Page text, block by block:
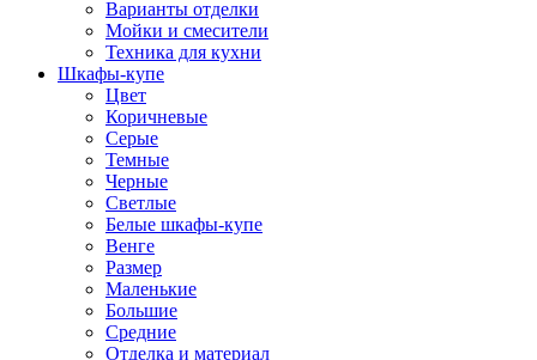
Варианты отделки
Мойки и смесители
Техника для кухни
Шкафы-купе
Цвет
Коричневые
Серые
Темные
Черные
Светлые
Белые шкафы-купе
Венге
Размер
Маленькие
Большие
Средние
Отделка и материал